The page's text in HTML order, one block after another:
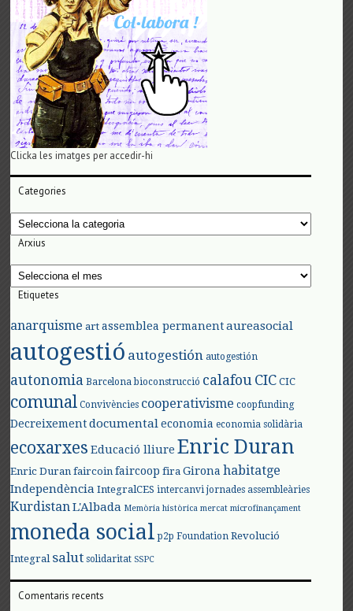
Clicka les imatges per accedir-hi
Categories
Categories
Arxius
Arxius
Etiquetes
anarquisme art assemblea permanent aureasocial
autogestió autogestión autogestión
autonomia Barcelona bioconstrucció calafouCIC CIC
comunal Convivències cooperativisme coopfunding
Decreixement documental economia economia solidària
ecoxarxes Educació lliure Enric Duran
Enric Duran faircoin faircoop fira Girona habitatge
Independència IntegralCES intercanvi jornades assembleàries
KurdistanL'Albada Memòria històrica mercat microfinançament
moneda social p2p Foundation Revolució
Integral salut solidaritat SSPC
Comentaris recents